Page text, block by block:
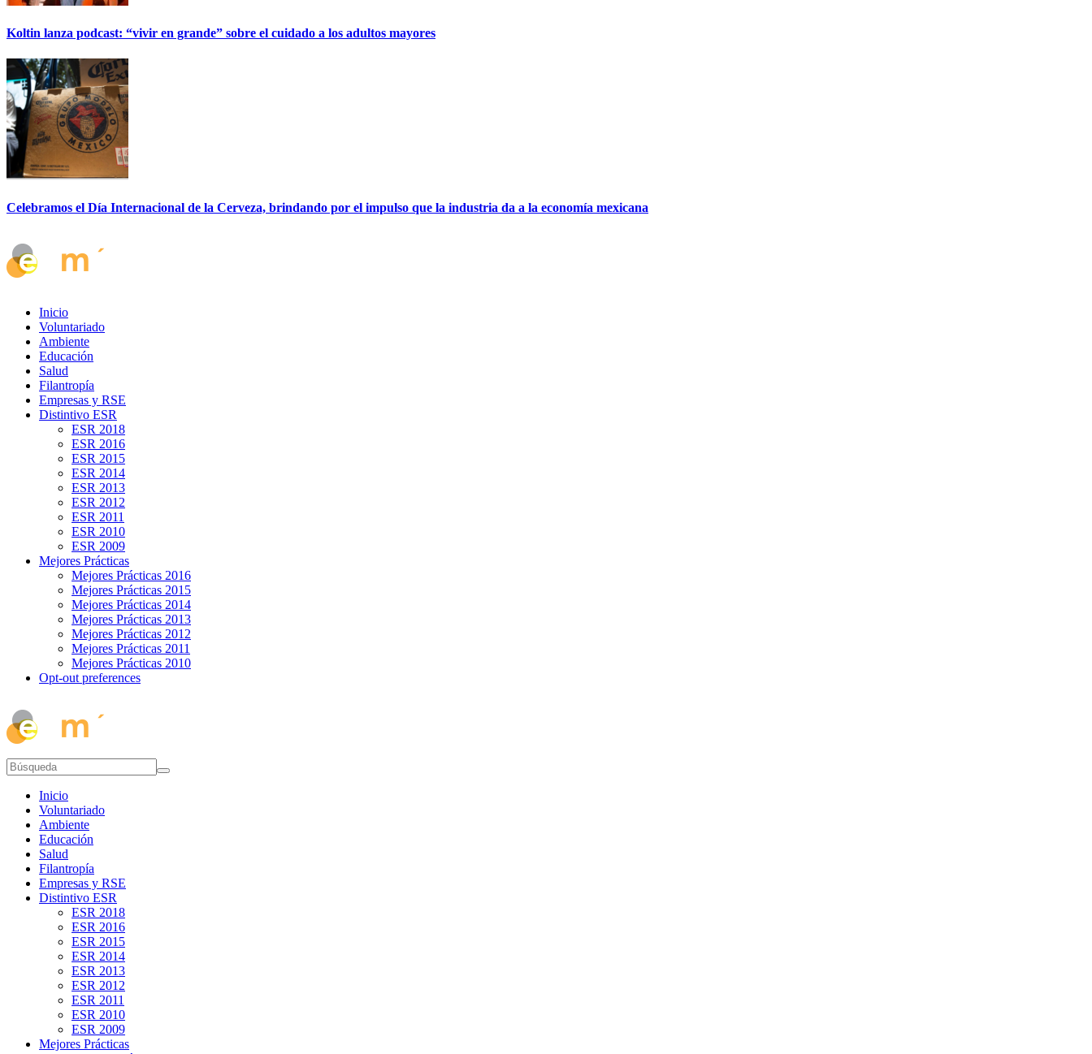
Koltin lanza podcast: “vivir en grande” sobre el cuidado a los adultos mayores
Celebramos el Día Internacional de la Cerveza, brindando por el impulso que la industria da a la economía mexicana
Inicio
Voluntariado
Ambiente
Educación
Salud
Filantropía
Empresas y RSE
Distintivo ESR
ESR 2018
ESR 2016
ESR 2015
ESR 2014
ESR 2013
ESR 2012
ESR 2011
ESR 2010
ESR 2009
Mejores Prácticas
Mejores Prácticas 2016
Mejores Prácticas 2015
Mejores Prácticas 2014
Mejores Prácticas 2013
Mejores Prácticas 2012
Mejores Prácticas 2011
Mejores Prácticas 2010
Opt-out preferences
Inicio
Voluntariado
Ambiente
Educación
Salud
Filantropía
Empresas y RSE
Distintivo ESR
ESR 2018
ESR 2016
ESR 2015
ESR 2014
ESR 2013
ESR 2012
ESR 2011
ESR 2010
ESR 2009
Mejores Prácticas